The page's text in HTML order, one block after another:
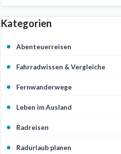
Kategorien
Abenteuerreisen
Fahrradwissen & Vergleiche
Fernwanderwege
Leben im Ausland
Radreisen
Radurlaub planen